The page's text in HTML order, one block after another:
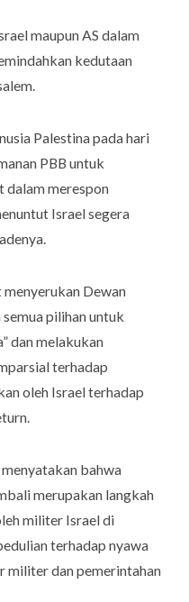
maupun AS dalam
kedutaan
Palestina pada hari
PBB untuk
dalam merespon
Israel segera
Dewan
pilihan untuk
dan melakukan
terhadap
oleh Israel terhadap
bahwa
merupakan langkah
militer Israel di
terhadap nyawa
militer dan pemerintahan